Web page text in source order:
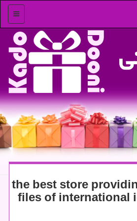
منو
the best store
files of international